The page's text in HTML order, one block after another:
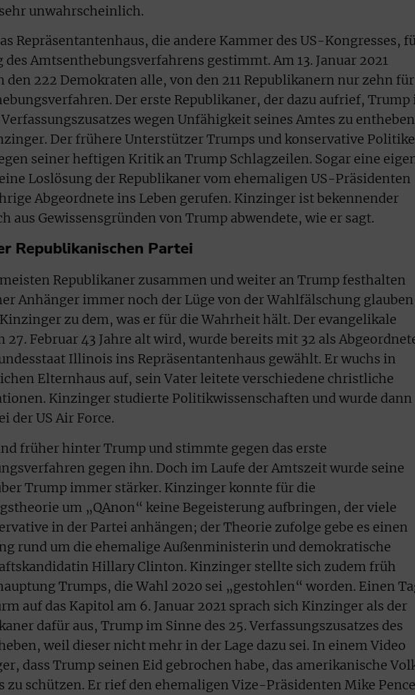
unwahrscheinlich.
Repräsentantenhaus, die andere Kammer des US-Kongresses,
Amtsenthebungsverfahrens gestimmt. Am 13. Januar 2021
222 Demokraten alle, von den 211 Republikanern nur zehn für
Der erste Republikaner, der dazu aufrief, Trump
Verfassungszusatzes wegen Unfähigkeit seines Amtes zu
Der frühere Unterstützer Trumps und konservative
seiner heftigen Kritik an Trump Schlagzeilen. Sogar eine
Loslösung der Republikaner vom ehemaligen US-Präsidenten
Abgeordnete ins Leben gerufen. Kinzinger ist bekennender
aus Gewissensgründen von Trump abwendete, wie er sagt.
Republikanischen Partei
Republikaner zusammen und weiter an Trump festhalten
Anhänger immer noch der Lüge von der Wahlfälschung
zu dem, was er für die Wahrheit hält. Der evangelikale
27. Februar 43 Jahre alt wird, wurde bereits mit 32 als
Illinois ins Repräsentantenhaus gewählt. Er wuchs in
Elternhaus auf, sein Vater leitete verschiedene christliche
Kinzinger studierte Politikwissenschaften und wurde dann
der US Air Force.
früher hinter Trump und stimmte gegen das erste
gegen ihn. Doch im Laufe der Amtszeit wurde seine
Trump immer stärker. Kinzinger konnte für die
um „QAnon“ keine Begeisterung aufbringen, der viele
in der Partei anhängen; der Theorie zufolge gebe es einen
rund um die ehemalige Außenministerin und demokratische
Hillary Clinton. Kinzinger stellte sich zudem früh
Trumps, die Wahl 2020 sei „gestohlen“ worden. Einen
auf das Kapitol am 6. Januar 2021 sprach sich Kinzinger als der
dafür aus, Trump im Sinne des 25. Verfassungszusatzes des
weil dieser nicht mehr in der Lage dazu sei. In einem Video
dass Trump seinen Eid gebrochen habe, das amerikanische
zu schützen. Er rief den ehemaligen Vize-Präsidenten Mike Pence